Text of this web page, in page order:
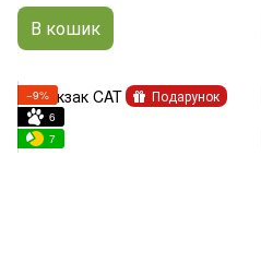
В кошик
Подарунок
−9%
6
7